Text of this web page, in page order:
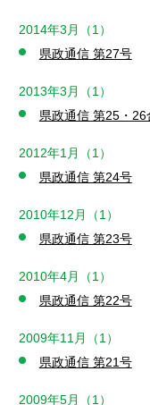
2014年3月（1）
県政通信 第27号
2013年3月（1）
県政通信 第25・26
2012年1月（1）
県政通信 第24号
2010年12月（1）
県政通信 第23号
2010年4月（1）
県政通信 第22号
2009年11月（1）
県政通信 第21号
2009年5月（1）